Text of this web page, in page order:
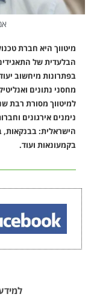
מיטווך היא חברת
בפתרונות מיחשוב
מחסני נתונים
למיטווך מסורת רבת
נימנים אירגונים
הישראלית: בבנקאות,
בקמעונאות ועוד.